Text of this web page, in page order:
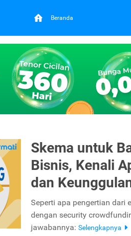
Beranda
Skema untuk
Bisnis, Kenali
dan
Seperti apa pengertian dari
dengan security
jawabannya: Selengkapnya